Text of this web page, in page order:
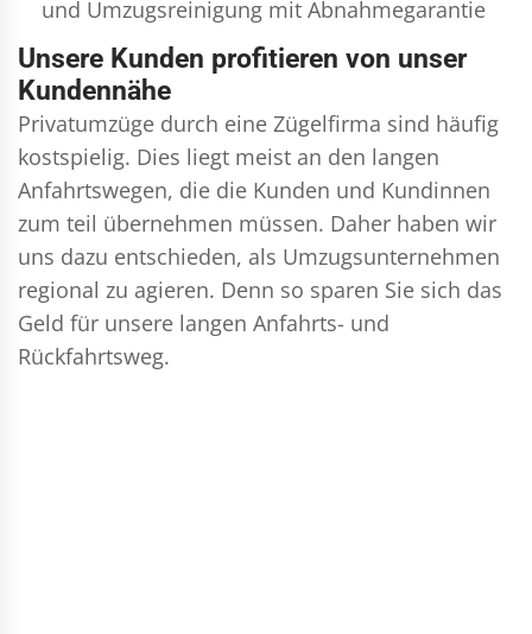
und Umzugsreinigung mit Abnahmegarantie
Unsere Kunden profitieren von unser
Kundennähe
Privatumzüge durch eine Zügelfirma sind häufig
kostspielig. Dies liegt meist an den langen
Anfahrtswegen, die die Kunden und Kundinnen
zum teil übernehmen müssen. Daher haben wir
uns dazu entschieden, als Umzugsunternehmen
regional zu agieren. Denn so sparen Sie sich das
Geld für unsere langen Anfahrts- und
Rückfahrtsweg.